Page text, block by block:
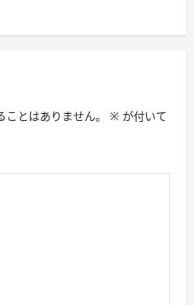
とはありません。 ※ が付いて